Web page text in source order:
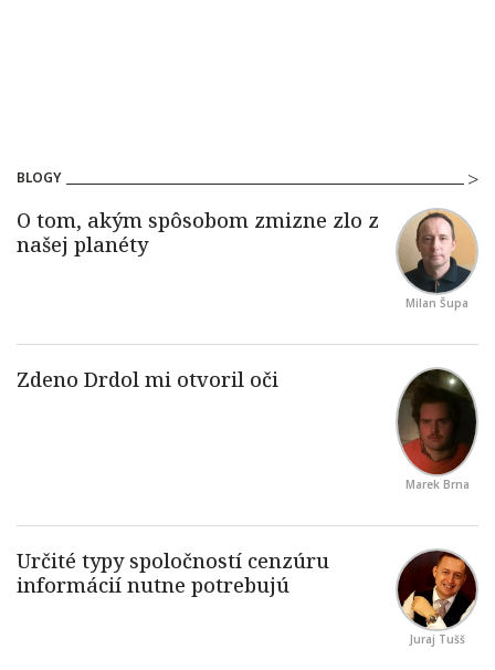
BLOGY
Milan Šupa
Marek Brna
Juraj Tušš